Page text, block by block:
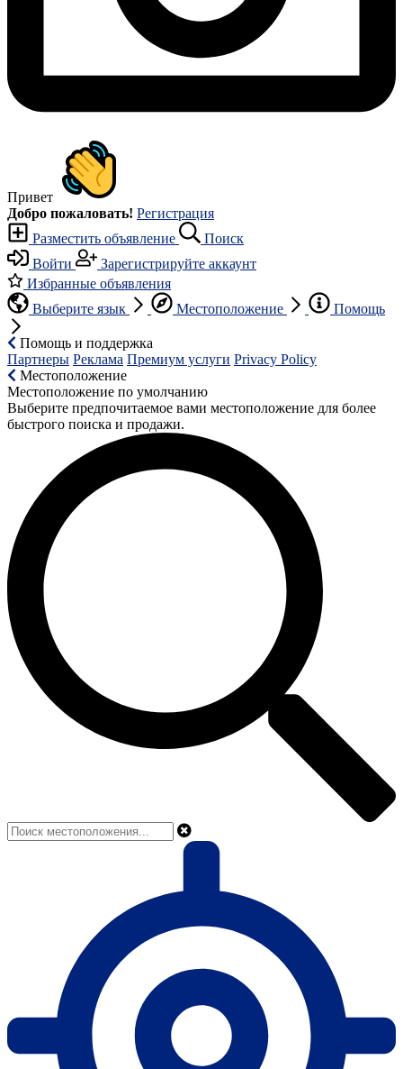
Привет
Добро пожаловать! Регистрация
Разместить объявление
Поиск
Войти
Зарегистрируйте аккаунт
Избранные объявления
Выберите язык
Местоположение Помощь
Помощь и поддержка
Партнеры Реклама Премиум услуги Privacy Policy
Местоположение
Местоположение по умолчанию
Выберите предпочитаемое вами местоположение для более
быстрого поиска и продажи.